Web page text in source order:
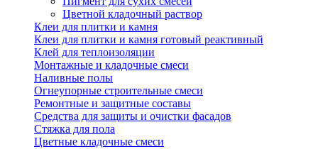
Цветной кладочный раствор
Клеи для плитки и камня
Клеи для плитки и камня готовый реактивный
Клей для теплоизоляции
Монтажные и кладочные смеси
Наливные полы
Огнеупорные строительные смеси
Ремонтные и защитные составы
Средства для защиты и очистки фасадов
Стяжка для пола
Цветные кладочные смеси